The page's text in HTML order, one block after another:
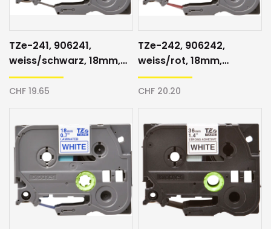
TZe-241, 906241,
weiss/schwarz, 18mm,
Schriftband
CHF 19.65
TZe-242, 906242,
weiss/rot, 18mm,
Schriftband
CHF 20.20